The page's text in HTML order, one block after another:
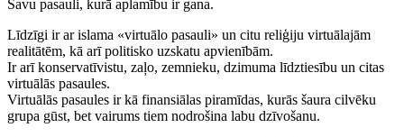
Savu pasauli, kurā aplamību ir gana.
Līdzīgi ir ar islama «virtuālo pasauli» un citu reliģiju virtuālajām
realitātēm, kā arī politisko uzskatu apvienībām.
Ir arī konservatīvistu, zaļo, zemnieku, dzimuma līdztiesību un citas
virtuālās pasaules.
Virtuālās pasaules ir kā finansiālas piramīdas, kurās šaura cilvēku
grupa gūst, bet vairums tiem nodrošina labu dzīvošanu.